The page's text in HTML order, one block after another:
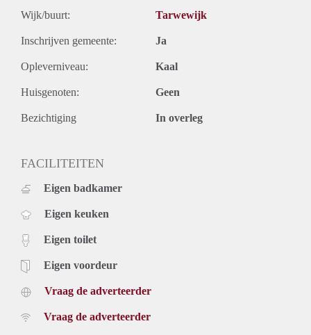
Wijk/buurt: Tarwewijk
Inschrijven gemeente: Ja
Opleverniveau: Kaal
Huisgenoten: Geen
Bezichtiging In overleg
FACILITEITEN
Eigen badkamer
Eigen keuken
Eigen toilet
Eigen voordeur
Vraag de adverteerder
Vraag de adverteerder